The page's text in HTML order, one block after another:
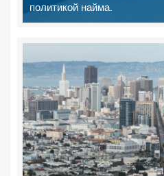
политикой найма.